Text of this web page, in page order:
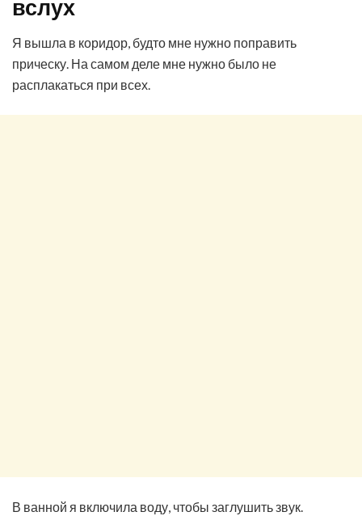
вслух
Я вышла в коридор, будто мне нужно поправить
прическу. На самом деле мне нужно было не
расплакаться при всех.
В ванной я включила воду, чтобы заглушить звук.